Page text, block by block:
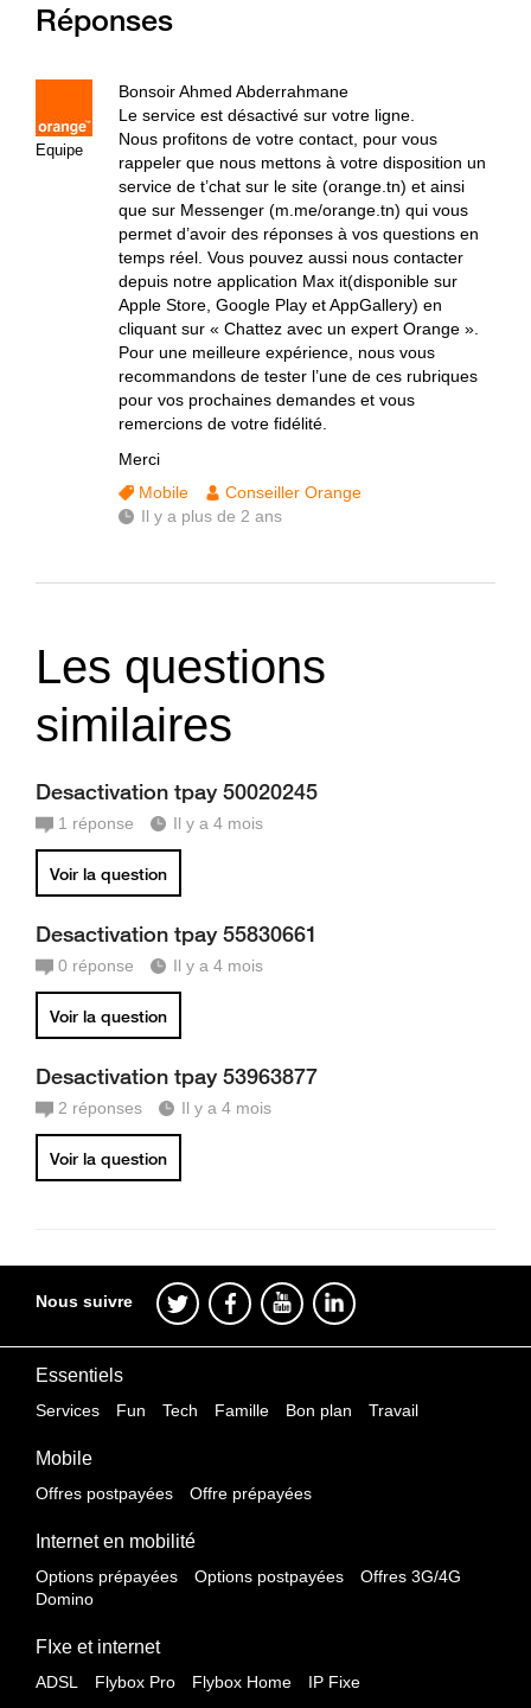
Réponses
Equipe
Bonsoir Ahmed Abderrahmane
Le service est désactivé sur votre ligne.
Nous profitons de votre contact, pour vous
rappeler que nous mettons à votre disposition un
service de t’chat sur le site (orange.tn) et ainsi
que sur Messenger (m.me/orange.tn) qui vous
permet d’avoir des réponses à vos questions en
temps réel. Vous pouvez aussi nous contacter
depuis notre application Max it(disponible sur
Apple Store, Google Play et AppGallery) en
cliquant sur « Chattez avec un expert Orange ».
Pour une meilleure expérience, nous vous
recommandons de tester l’une de ces rubriques
pour vos prochaines demandes et vous
remercions de votre fidélité.
Merci
Mobile
Conseiller Orange
Il y a plus de 2 ans
Les questions
similaires
Desactivation tpay 50020245
1 réponse Il y a 4 mois
Voir la question
Desactivation tpay 55830661
0 réponse Il y a 4 mois
Voir la question
Desactivation tpay 53963877
2 réponses Il y a 4 mois
Voir la question
Nous suivre
Essentiels
Services Fun Tech Famille Bon plan Travail
Mobile
Offres postpayées Offre prépayées
Internet en mobilité
Options prépayées Options postpayées
Offres 3G/4G
Domino
FIxe et internet
ADSL Flybox Pro Flybox Home IP Fixe